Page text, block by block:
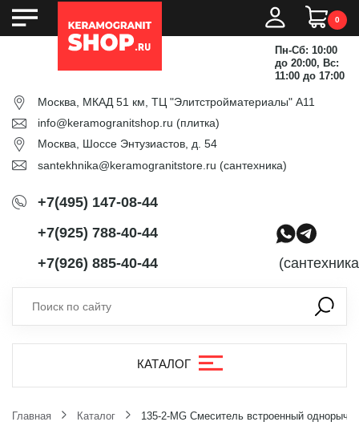
0
Пн-Сб: 10:00
до 20:00, Вс:
11:00 до 17:00
Москва, МКАД 51 км, ТЦ "Элитстройматериалы" А11
info@keramogranitshop.ru (плитка)
Москва, Шоссе Энтузиастов, д. 54
santekhnika@keramogranitstore.ru (сантехника)
+7(495) 147-08-44
+7(925) 788-40-44
+7(926) 885-40-44
КАТАЛОГ
Главная Каталог 135-2-MG Смеситель встроенный